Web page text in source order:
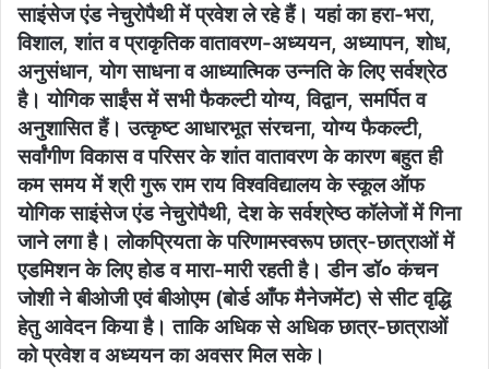
साइंसेज एंड नेचुरोपैथी में प्रवेश ले रहे हैं। यहां का हरा-भरा,
विशाल, शांत व प्राकृतिक वातावरण-अध्ययन, अध्यापन, शोध,
अनुसंधान, योग साधना व आध्यात्मिक उन्नति के लिए सर्वश्रेठ
है। योगिक साईंस में सभी फैकल्टी योग्य, विद्वान, समर्पित व
अनुशासित हैं। उत्कृष्ट आधारभूत संरचना, योग्य फैकल्टी,
सर्वांगीण विकास व परिसर के शांत वातावरण के कारण बहुत ही
कम समय में श्री गुरू राम राय विश्वविद्यालय के स्कूल ऑफ
योगिक साइंसेज एंड नेचुरोपैथी, देश के सर्वश्रेष्ठ कॉलेजों में गिना
जाने लगा है। लोकप्रियता के परिणामस्वरूप छात्र-छात्राओं में
एडमिशन के लिए होड व मारा-मारी रहती है। डीन डॉ० कंचन
जोशी ने बीओजी एवं बीओएम (बोर्ड आँफ मैनेजमेंट) से सीट वृद्धि
हेतु आवेदन किया है। ताकि अधिक से अधिक छात्र-छात्राओं
को प्रवेश व अध्ययन का अवसर मिल सके।